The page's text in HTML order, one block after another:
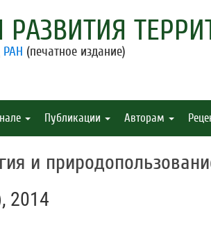
РАН (печатное издание)
Публикации Авторам
и
2014